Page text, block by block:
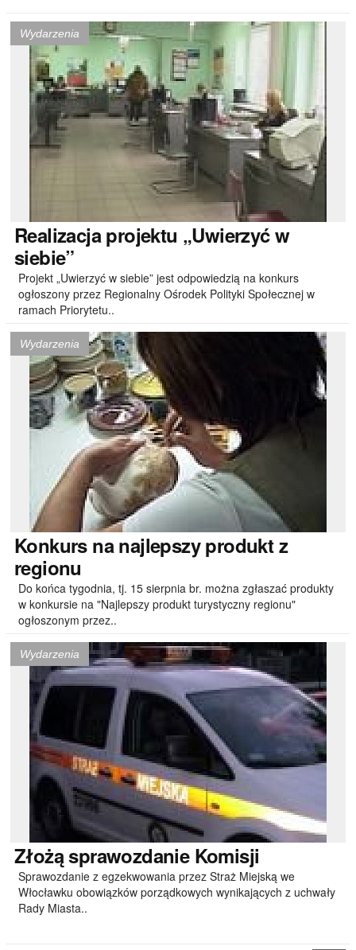
Wydarzenia
Realizacjaprojektu „Uwierzyć w
siebie”
Projekt „Uwierzyć w siebie” jest odpowiedzią na konkurs
ogłoszony przez Regionalny Ośrodek Polityki Społecznej w
ramach Priorytetu..
Wydarzenia
Konkursna najlepszy produkt z
regionu
Do końca tygodnia, tj. 15 sierpnia br. można zgłaszać produkty
w konkursie na "Najlepszy produkt turystyczny regionu"
ogłoszonym przez..
Wydarzenia
Złożąsprawozdanie Komisji
Sprawozdanie z egzekwowania przez Straż Miejską we
Włocławku obowiązków porządkowych wynikających z uchwały
Rady Miasta..